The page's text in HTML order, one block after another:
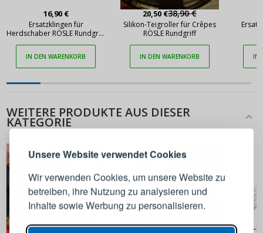
Unsere Website verwendet Cookies
Wir verwenden Cookies, um unsere Website zu
betreiben, ihre Nutzung zu analysieren und
Inhalte sowie Werbung zu personalisieren.
16,90 €
Ersatzklingen für
Herdschaber RÖSLE Rundgriff
IN DEN WARENKORB
20,50 €38,90 €
Silikon-Teigroller für Crêpes
RÖSLE Rundgriff
IN DEN WARENKORB IN
WEITERE PRODUKTE AUS DIESER
KATEGORIE
ANMELDEN REGISTRIEREN
Melden Sie sich bei Ihrem
E-Mail-Adresse